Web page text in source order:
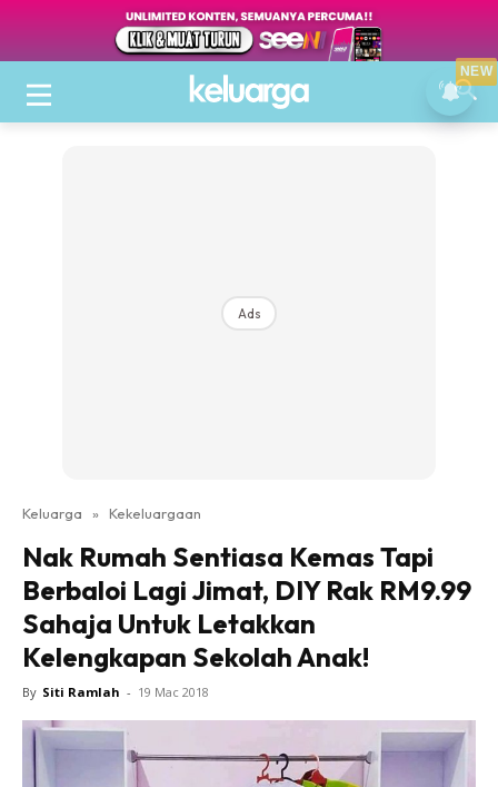
Ads
Keluarga » Kekeluargaan
Nak Rumah Sentiasa Kemas Tapi
Berbaloi Lagi Jimat, DIY Rak RM9.99
Sahaja Untuk Letakkan
Kelengkapan Sekolah Anak!
By Siti Ramlah - 19 Mac 2018
NEW